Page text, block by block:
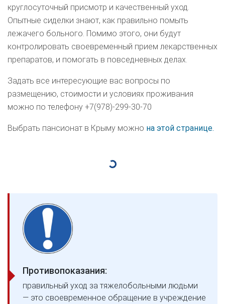
круглосуточный присмотр и качественный уход.
Опытные сиделки знают, как правильно помыть
лежачего больного. Помимо этого, они будут
контролировать своевременный прием лекарственных
препаратов, и помогать в повседневных делах.
Задать все интересующие вас вопросы по
размещению, стоимости и условиях проживания
можно по телефону +7(978)-299-30-70
Выбрать пансионат в Крыму можно на этой странице.
Противопоказания:
правильный уход за тяжелобольными людьми
— это своевременное обращение в учреждение